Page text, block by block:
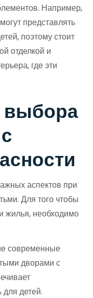
Например,
представлять
поэтому стоит
отделкой и
где эти
выбора
аспектов при
Для того чтобы
жилья, необходимо
современные
дворами с
детей.